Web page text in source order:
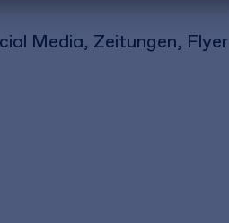
Media, Zeitungen, Flyer